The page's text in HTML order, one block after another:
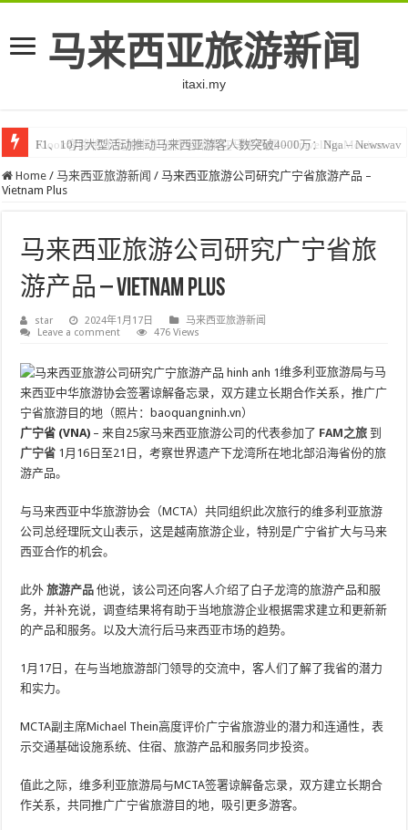
马来西亚旅游新闻
itaxi.my
F1、10月大型活动推动马来西亚游客人数突破4000万：Nga – Newswav
Klook客路将印度和中东创作者聚集在马来西亚 – TravelBiz Monitor
Home / 马来西亚旅游新闻 / 马来西亚旅游公司研究广宁省旅游产品 –
Vietnam Plus
马来西亚旅游公司研究广宁省旅
游产品 – Vietnam Plus
star 2024年1月17日
马来西亚旅游新闻
Leave a comment
476 Views
维多利亚旅游局与马
来西亚中华旅游协会签署谅解备忘录，双方建立长期合作关系，推广广
宁省旅游目的地（照片：baoquangninh.vn）
广宁省 (VNA) – 来自25家马来西亚旅游公司的代表参加了 FAM之旅 到
广宁省 1月16日至21日，考察世界遗产下龙湾所在地北部沿海省份的旅
游产品。
与马来西亚中华旅游协会（MCTA）共同组织此次旅行的维多利亚旅游
公司总经理阮文山表示，这是越南旅游企业，特别是广宁省扩大与马来
西亚合作的机会。
此外旅游产品 他说，该公司还向客人介绍了白子龙湾的旅游产品和服
务，并补充说，调查结果将有助于当地旅游企业根据需求建立和更新新
的产品和服务。以及大流行后马来西亚市场的趋势。
1月17日，在与当地旅游部门领导的交流中，客人们了解了我省的潜力
和实力。
MCTA副主席Michael Thein高度评价广宁省旅游业的潜力和连通性，表
示交通基础设施系统、住宿、旅游产品和服务同步投资。
值此之际，维多利亚旅游局与MCTA签署谅解备忘录，双方建立长期合
作关系，共同推广广宁省旅游目的地，吸引更多游客。